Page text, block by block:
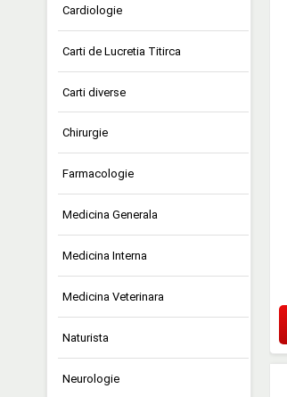
Cardiologie
Carti de Lucretia Titirca
Carti diverse
Chirurgie
Farmacologie
Medicina Generala
Medicina Interna
Medicina Veterinara
Naturista
Neurologie